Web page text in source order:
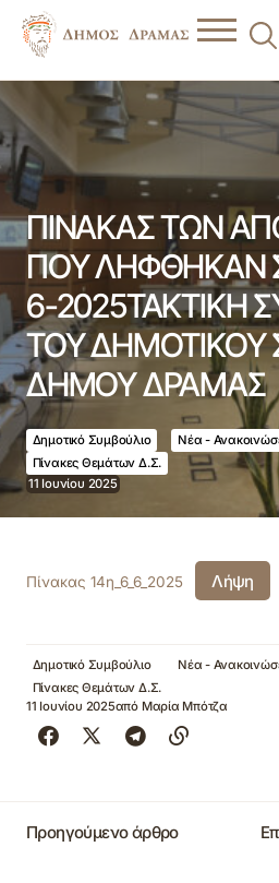
ΠΙΝΑΚΑΣ ΤΩΝ ΑΠΟΦΑΣΕΩΝ
14η/6-6-2025ΤΑΚΤΙΚΗ
ΣΥΜΒΟΥΛΙΟΥ ΔΗΜΟΥ ΔΡΑΜΑΣ
ΠΙΝΑΚΑΣ ΤΩΝ
ΠΟΥ ΛΗΦΘΗΚΑΝ
6-2025ΤΑΚΤΙΚΗ
ΤΟΥ ΔΗΜΟΤΙΚΟΥ
ΔΗΜΟΥ ΔΡΑΜΑΣ
Δημοτικό Συμβούλιο
Νέα -
Πίνακες Θεμάτων Δ.Σ.
11 Ιουνίου 2025
Πίνακας 14η_6_6_2025 Λήψη
Δημοτικό Συμβούλιο
Νέα -
Πίνακες Θεμάτων Δ.Σ.
11 Ιουνίου 2025από Μαρία Μπότζα
Προηγούμενο άρθρο